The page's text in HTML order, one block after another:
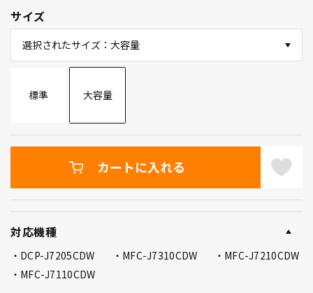
サイズ
選択されたサイズ：大容量
標準 大容量
カートに入れる
対応機種
DCP-J7205CDW MFC-J7310CDW
MFC-J7210CDW
MFC-J7110CDW